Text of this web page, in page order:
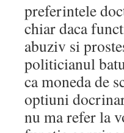
preferintele
chiar daca
abuziv si
politicianul
ca moneda de
optiuni
nu ma refer la